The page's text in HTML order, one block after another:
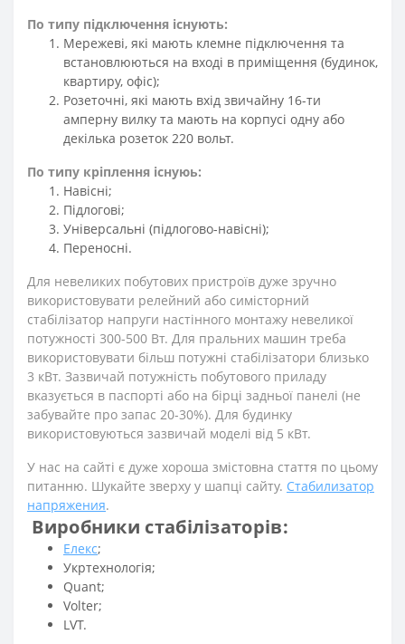
По типу підключення існують:
Мережеві, які мають клемне підключення та
встановлюються на вході в приміщення (будинок,
квартиру, офіс);
Розеточні, які мають вхід звичайну 16-ти
амперну вилку та мають на корпусі одну або
декілька розеток 220 вольт.
По типу кріплення існуюь:
Навісні;
Підлогові;
Універсальні (підлогово-навісні);
Переносні.
Для невеликих побутових пристроїв дуже зручно
використовувати релейний або симісторний
стабілізатор напруги настінного монтажу невеликої
потужності 300-500 Вт. Для пральних машин треба
використовувати більш потужні стабілізатори близько
3 кВт. Зазвичай потужність побутового приладу
вказується в паспорті або на бірці задньої панелі (не
забувайте про запас 20-30%). Для будинку
використовуються зазвичай моделі від 5 кВт.
У нас на сайті є дуже хороша змістовна стаття по цьому
питанню. Шукайте зверху у шапці сайту. Стабилизатор
напряжения.
Виробники стабілізаторів:
Елекс;
Укртехнологія;
Quant;
Volter;
LVT.